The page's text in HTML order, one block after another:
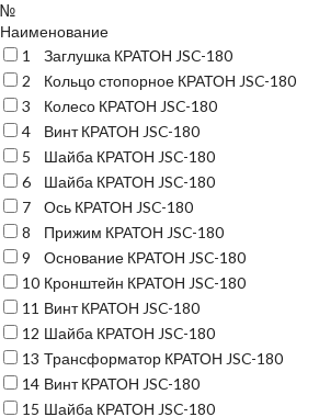
№
Наименование
1
Заглушка КРАТОН JSC-180
2
Кольцо стопорное КРАТОН JSC-180
3
Колесо КРАТОН JSC-180
4
Винт КРАТОН JSC-180
5
Шайба КРАТОН JSC-180
6
Шайба КРАТОН JSC-180
7
Ось КРАТОН JSC-180
8
Прижим КРАТОН JSC-180
9
Основание КРАТОН JSC-180
10 Кронштейн КРАТОН JSC-180
11 Винт КРАТОН JSC-180
12 Шайба КРАТОН JSC-180
13 Трансформатор КРАТОН JSC-180
14 Винт КРАТОН JSC-180
15 Шайба КРАТОН JSC-180